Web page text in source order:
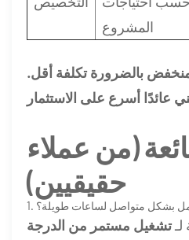
المشروع
بالضرورة تكلفة أقل.
(من عملاء
حقيقيين)
بشكل متواصل لساعات طويلة؟
تشغيل مستمر من الدرجة